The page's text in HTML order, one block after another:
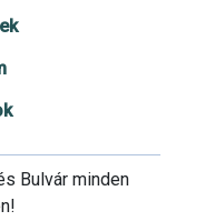
Bulvár minden